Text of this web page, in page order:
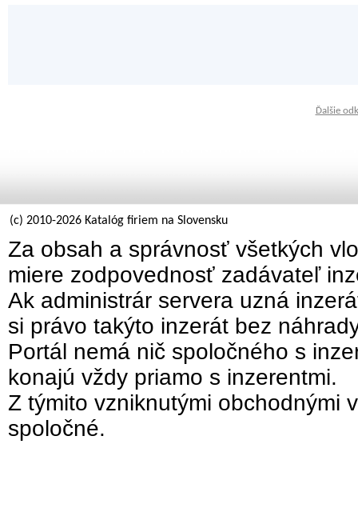
Ďalšie
(c) 2010-2026 Katalóg firiem na Slovensku
Za obsah a správnosť všetkých
miere zodpovednosť zadávateľ
Ak administrár servera uzná
si právo takýto inzerát bez
Portál nemá nič spoločného s
konajú vždy priamo s inzerentmi.
Z týmito vzniknutými obchodnými
spoločné.